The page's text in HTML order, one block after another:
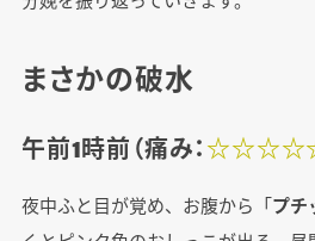
まさかの破水
午前1時前（痛み：
夜中ふと目が覚め、お腹から「プチ